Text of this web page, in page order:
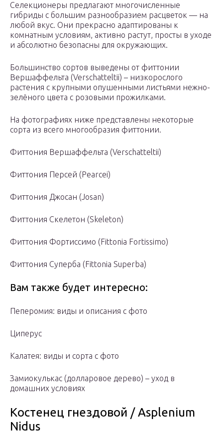
Селекционеры предлагают многочисленные
гибриды с большим разнообразием расцветок — на
любой вкус. Они прекрасно адаптированы к
комнатным условиям, активно растут, просты в уходе
и абсолютно безопасны для окружающих.
Большинство сортов выведены от фиттонии
Вершаффельта (Verschatteltii) – низкорослого
растения с крупными опушенными листьями нежно-
зелёного цвета с розовыми прожилками.
На фотографиях ниже представлены некоторые
сорта из всего многообразия фиттонии.
Фиттония Вершаффельта (Verschatteltii)
Фиттония Персей (Pearcei)
Фиттония Джосан (Josan)
Фиттония Скелетон (Skeleton)
Фиттония Фортиссимо (Fittonia Fortissimo)
Фиттония Суперба (Fittonia Superba)
Вам также будет интересно:
Пеперомия: виды и описания с фото
Циперус
Калатея: виды и сорта с фото
Замиокулькас (долларовое дерево) – уход в
домашних условиях
Костенец гнездовой / Asplenium
Nidus